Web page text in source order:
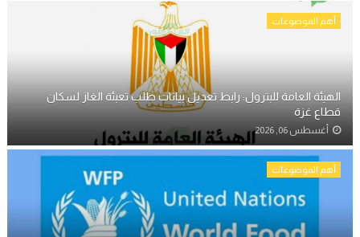
أهم الموضوعات
الهيئة العامة للبترول: رابط تعديل بيانات طلب تعبئة الغاز لسكان
قطاع غزة
أغسطس 06, 2026
أهم الموضوعات